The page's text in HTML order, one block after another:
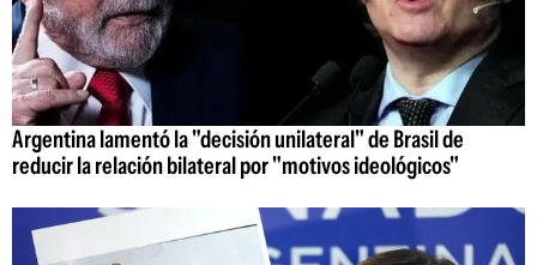
Argentina lamentó la "decisión unilateral" de Brasil de
reducir la relación bilateral por "motivos ideológicos"